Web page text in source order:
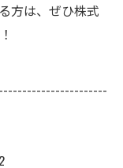
方は、ぜひ株式